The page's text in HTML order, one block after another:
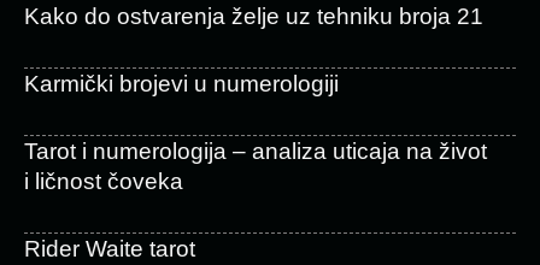
Kako do ostvarenja želje uz tehniku broja 21
Karmički brojevi u numerologiji
Tarot i numerologija – analiza uticaja na život
i ličnost čoveka
Rider Waite tarot